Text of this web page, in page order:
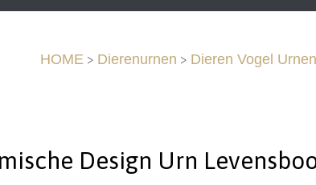
HOME > Dierenurnen > Dieren Vogel Urnen
Design Urn